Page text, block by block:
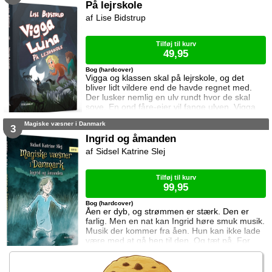
magiske væsner i vores natur. Men passer
det? Følg med når de to søstre Ingrid og
Dagmar bevæger sig ud i en verden fuld af
På lejrskole
Vigga og klassen skal på lejrskole, og det
bliver lidt vildere end de havde regnet med.
Der lusker nemlig en ulv rundt hvor de skal
sove. En ond fåre-ejer vil fange ulven. Vigga
vil hjælpe, men intet går som det skal. Slet ikke
når man også skal holde styr på en lille magisk
pony der elsker at blande sig.
Bog (hardcover)
Lise Bidstrup
Tilføj til kurv
49,95
3 Magiske væsner i Danmark
Ingrid og åmanden
Åen er dyb, og strømmen er stærk. Den er
farlig. Men en nat kan Ingrid høre smuk musik.
Musik der kommer fra åen. Hun kan ikke lade
være med at gå hen til den. Og tæt på. For
tæt. Lurer nogen under det sorte vand?
Magiske væsner i Danmark I Danmark har vi
altid troet på at der bor magiske væsner i
Bog (hardcover)
Sidsel Katrine Slej
Tilføj til kurv
99,95